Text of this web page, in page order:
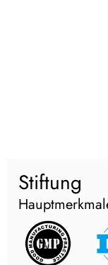
Stiftung